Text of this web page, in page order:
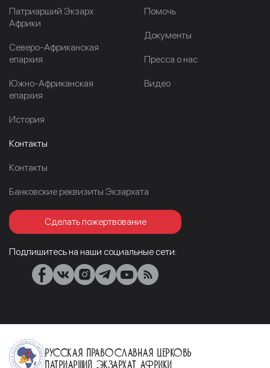
Патриарший Экзарх
Африки
Северо-Африканская
епархия
Южно-Африканская
епархия
История
Помочь
Документы
Пресса о нас
Видео
Контакты
Контакты
Банковские реквизиты Экзархата
Сделать пожертвование
Подпишитесь на наши социальные сети:
Русская Православная Церковь
Патриарший Экзархат Африки